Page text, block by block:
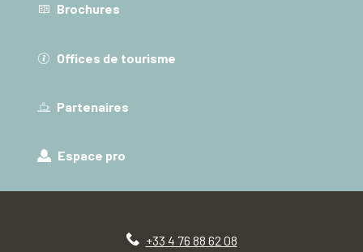
Brochures
Offices de tourisme
Partenaires
Espace pro
+33 4 76 88 62 08